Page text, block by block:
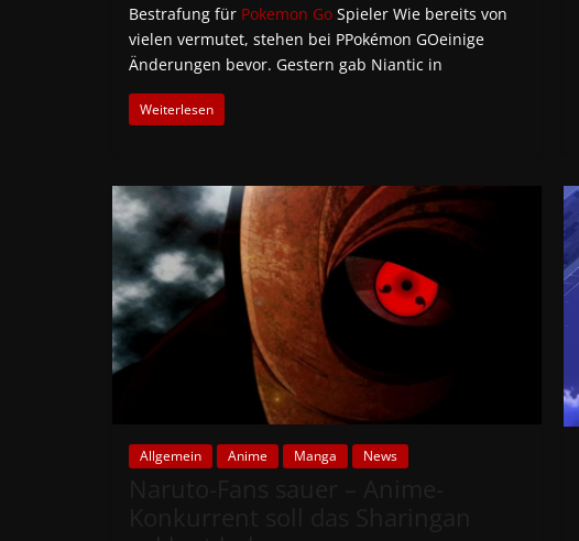
Bestrafung für Pokemon Go Spieler Wie bereits von
vielen vermutet, stehen bei PPokémon GOeinige
Änderungen bevor. Gestern gab Niantic in
Weiterlesen
Allgemein Anime Manga News